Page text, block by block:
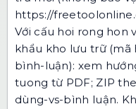
https://
Với cấu hoi rong hon
khẩu kho lưu trữ (mã
bình-luận): xem
tuong từ PDF; ZIP
dùng-vs-bình luận.